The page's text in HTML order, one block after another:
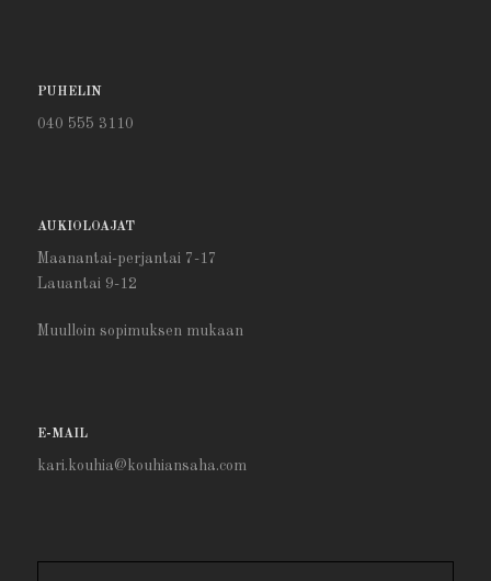
PUHELIN
040 555 3110
AUKIOLOAJAT
Maanantai-perjantai 7-17
Lauantai 9-12
Muulloin sopimuksen mukaan
E-MAIL
kari.kouhia@kouhiansaha.com